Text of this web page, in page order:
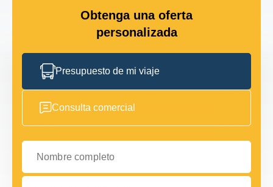
Obtenga una oferta
personalizada
Presupuesto de mi viaje
Consulta comercial
Nombre completo
Tu correo electrónico